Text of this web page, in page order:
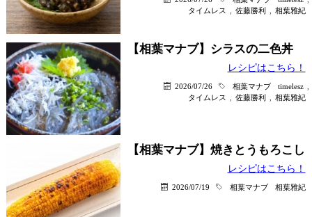
タイムレス
佐藤勝利 相葉雅紀
【相葉マナブ】シラスの二色丼
レシピはこちら！
2026/07/26 相葉マナブ timelesz
タイムレス
佐藤勝利 相葉雅紀
【相葉マナブ】焼きとうもろこし
レシピはこちら！
2026/07/19 相葉マナブ 相葉雅紀